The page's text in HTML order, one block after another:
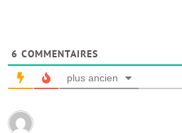
6 COMMENTAIRES
plus ancien